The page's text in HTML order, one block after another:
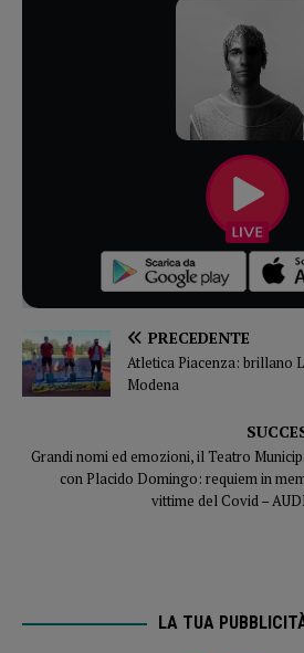
PRECEDENTE
Atletica Piacenza: brillano
Modena
Grandi nomi ed emozioni, il Teatro
con Placido Domingo: requiem in
vittime del Covid –
LA TUA